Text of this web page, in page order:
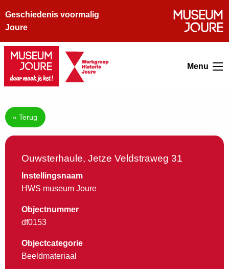
Geschiedenis voormalig
Joure
Menu
« Terug
Ouwsterhaule, Jetze Veldstraweg 31
Instellingsnaam
HWS museum Joure
Objectnummer
df0153
Objectcategorie
Beeldmateriaal